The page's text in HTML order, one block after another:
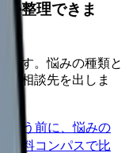
整理できま
です。悩みの種類と
と相談先を出しま
迷う前に、悩みの
給料コンパスで比